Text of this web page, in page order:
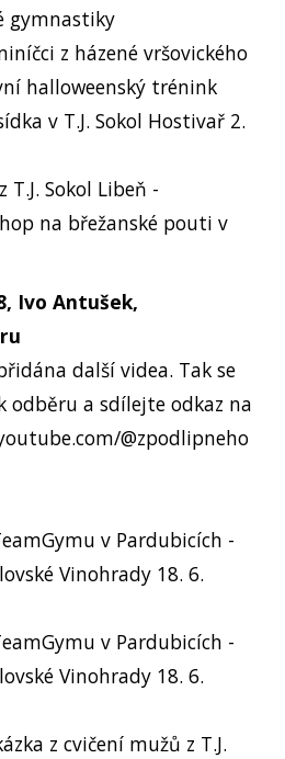
gymnastiky
z házené vršovického
halloweenský trénink
v T.J. Sokol Hostivař 2.
T.J. Sokol Libeň -
na břežanské pouti v
Ivo Antušek,
další videa. Tak se
odběru a sdílejte odkaz na
@zpodlipneho
v Pardubicích -
Vinohrady 18. 6.
v Pardubicích -
Vinohrady 18. 6.
z cvičení mužů z T.J.